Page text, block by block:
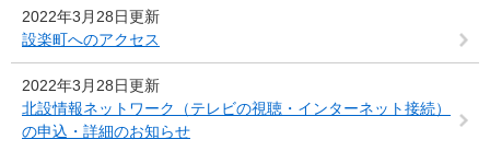
2022年3月28日更新
設楽町へのアクセス
2022年3月28日更新
北設情報ネットワーク（テレビの視聴・インターネット接続）
の申込・詳細のお知らせ